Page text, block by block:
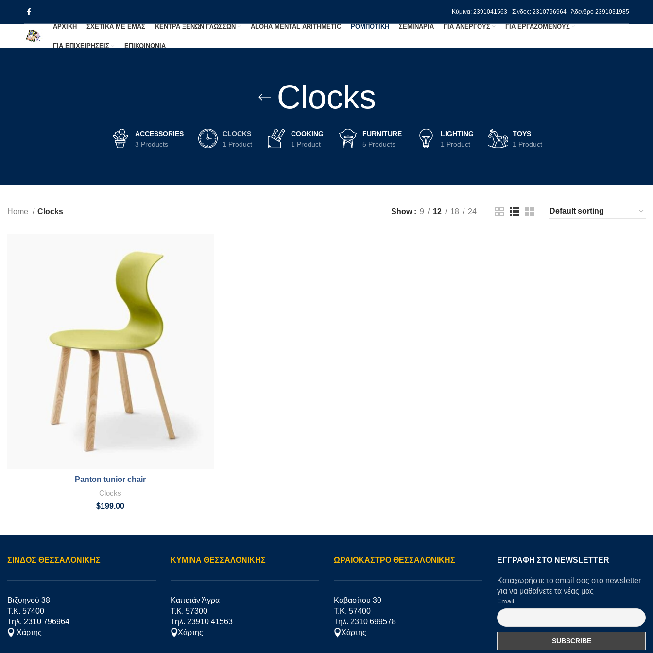
Κύμινα: 2391041563 - Σίνδος: 2310796964 - Άδενδρο 2391031985
ΑΡΧΙΚΗ ΣΧΕΤΙΚΑ ΜΕ ΕΜΑΣ ΚΕΝΤΡΑ ΞΕΝΩΝ ΓΛΩΣΣΩΝ ALOHA MENTAL ARITHMETIC ΡΟΜΠΟΤΙΚΗ ΣΕΜΙΝΑΡΙΑ ΓΙΑ ΑΝΕΡΓΟΥΣ ΓΙΑ ΕΡΓΑΖΟΜΕΝΟΥΣ
ΓΙΑ ΕΠΙΧΕΙΡΗΣΕΙΣ ΕΠΙΚΟΙΝΩΝΙΑ
Clocks
ACCESSORIES
3 Products
CLOCKS
1 Product
COOKING
1 Product
FURNITURE
5 Products
LIGHTING
1 Product
TOYS
1 Product
Home Clocks Show 9 12 18 24
Panton tunior chair
Clocks
$199.00
ΣΊΝΔΟΣ ΘΕΣΣΑΛΟΝΙΚΗΣ
Βιζυηνού 38
Τ.Κ. 57400
Τηλ. 2310 796964
Χάρτης
ΚΥΜΙΝΑ ΘΕΣΣΑΛΟΝΙΚΗΣ
Καπετάν Άγρα
Τ.Κ. 57300
Τηλ. 23910 41563
Χάρτης
ΩΡΑΙΟΚΑΣΤΡΟ ΘΕΣΣΑΛΟΝΙΚΗΣ
Καβασίτου 30
Τ.Κ. 57400
Τηλ. 2310 699578
Χάρτης
ΕΓΓΡΑΦΉ ΣΤΟ NEWSLETTER
Καταχωρήστε το email σας στο newsletter
για να μαθαίνετε τα νέας μας
Email